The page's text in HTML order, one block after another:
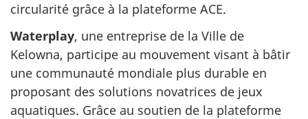
circularité grâce à la plateforme ACE.
Waterplay, une entreprise de la Ville de
Kelowna, participe au mouvement visant à bâtir
une communauté mondiale plus durable en
proposant des solutions novatrices de jeux
aquatiques. Grâce au soutien de la plateforme